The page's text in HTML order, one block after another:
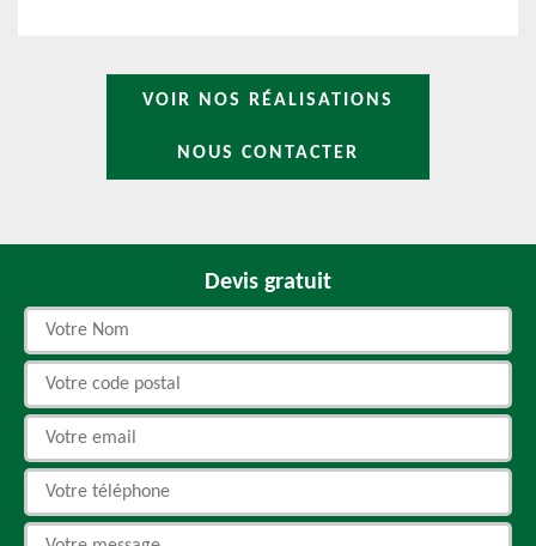
VOIR NOS RÉALISATIONS
NOUS CONTACTER
Devis gratuit